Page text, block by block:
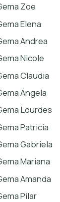
Zoe
Elena
Andrea
Nicole
Claudia
Ángela
Lourdes
Patricia
Gabriela
Mariana
Amanda
Pilar